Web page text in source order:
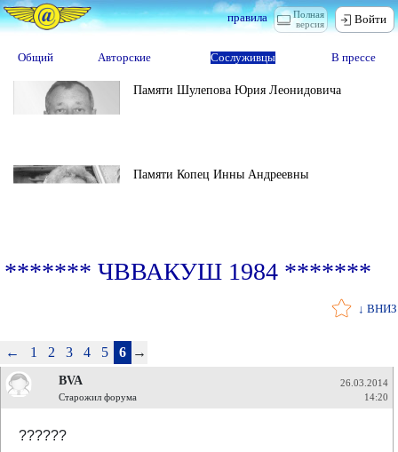
Полная
версия
правила Войти
Общий Авторские Сослуживцы В прессе
Памяти Шулепова Юрия Леонидовича
Памяти Копец Инны Андреевны
******* ЧВВАКУШ 1984 *******
↓ ВНИЗ
← 1 2 3 4 5 6 →
BVA
Старожил форума
26.03.2014
14:20
??????